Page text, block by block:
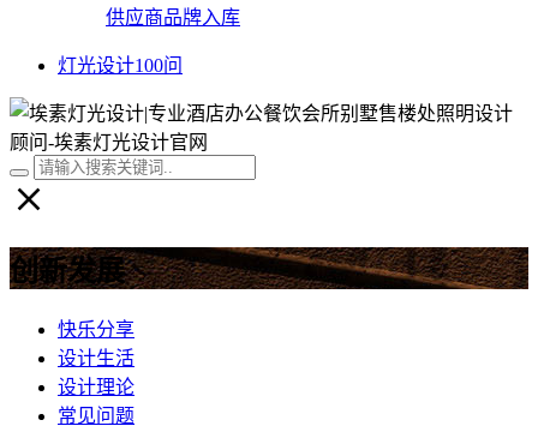
供应商品牌入库
灯光设计100问
创新发展
快乐分享
设计生活
设计理论
常见问题